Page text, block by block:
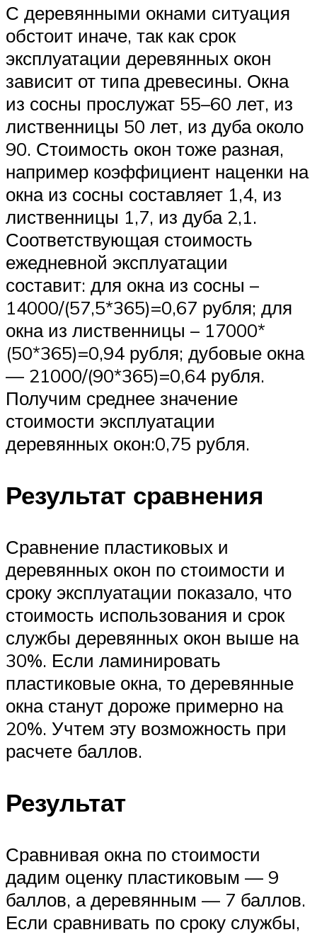
С деревянными окнами ситуация
обстоит иначе, так как срок
эксплуатации деревянных окон
зависит от типа древесины. Окна
из сосны прослужат 55–60 лет, из
лиственницы 50 лет, из дуба около
90. Стоимость окон тоже разная,
например коэффициент наценки на
окна из сосны составляет 1,4, из
лиственницы 1,7, из дуба 2,1.
Соответствующая стоимость
ежедневной эксплуатации
составит: для окна из сосны –
14000/(57,5*365)=0,67 рубля; для
окна из лиственницы – 17000*
(50*365)=0,94 рубля; дубовые окна
— 21000/(90*365)=0,64 рубля.
Получим среднее значение
стоимости эксплуатации
деревянных окон:0,75 рубля.
Результат сравнения
Сравнение пластиковых и
деревянных окон по стоимости и
сроку эксплуатации показало, что
стоимость использования и срок
службы деревянных окон выше на
30%. Если ламинировать
пластиковые окна, то деревянные
окна станут дороже примерно на
20%. Учтем эту возможность при
расчете баллов.
Результат
Сравнивая окна по стоимости
дадим оценку пластиковым — 9
баллов, а деревянным — 7 баллов.
Если сравнивать по сроку службы,